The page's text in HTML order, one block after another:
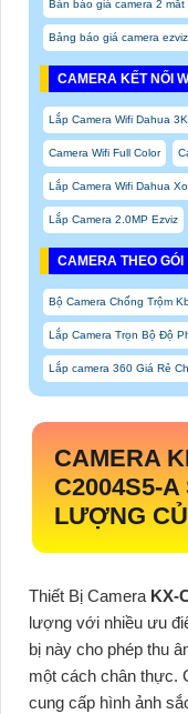
Bản báo giá camera 2 mắt
Bảng báo giá camera
CAMERA KẾT NỐI
Lắp Camera Wifi Dahua
Camera Wifi Full Color
Lắp Camera Wifi Dahua
Lắp Camera 2.0MP Ezviz
CAMERA THEO GÓI
Bộ Camera Chống Trộm
Lắp Camera Trọn Bộ Độ
Lắp camera 360 Giá Rẻ
CAMERA
C2004S5-A
LƯỢNG
Thiết Bị Camera KX-
lượng với nhiều ưu
bị này cho phép thu
một cách chân thực.
cung cấp hình ảnh